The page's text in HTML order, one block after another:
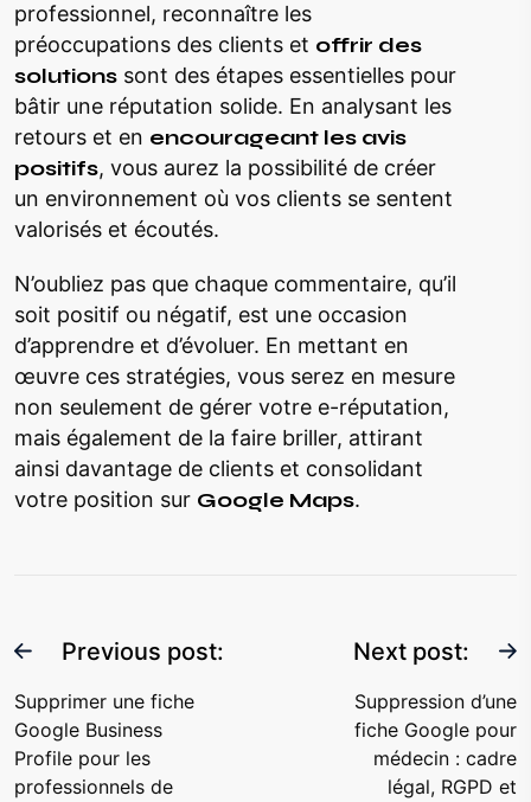
professionnel, reconnaître les
préoccupations des clients et offrir des
solutions sont des étapes essentielles pour
bâtir une réputation solide. En analysant les
retours et en encourageant les avis
positifs, vous aurez la possibilité de créer
un environnement où vos clients se sentent
valorisés et écoutés.
N’oubliez pas que chaque commentaire, qu’il
soit positif ou négatif, est une occasion
d’apprendre et d’évoluer. En mettant en
œuvre ces stratégies, vous serez en mesure
non seulement de gérer votre e-réputation,
mais également de la faire briller, attirant
ainsi davantage de clients et consolidant
votre position sur Google Maps.
Previous post:
Supprimer une fiche
Google Business
Profile pour les
professionnels de
Next post:
Suppression d’une
fiche Google pour
médecin : cadre
légal, RGPD et